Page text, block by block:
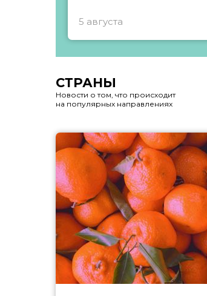
5 августа
СТРАНЫ
Новости о том, что происходит
на популярных направлениях